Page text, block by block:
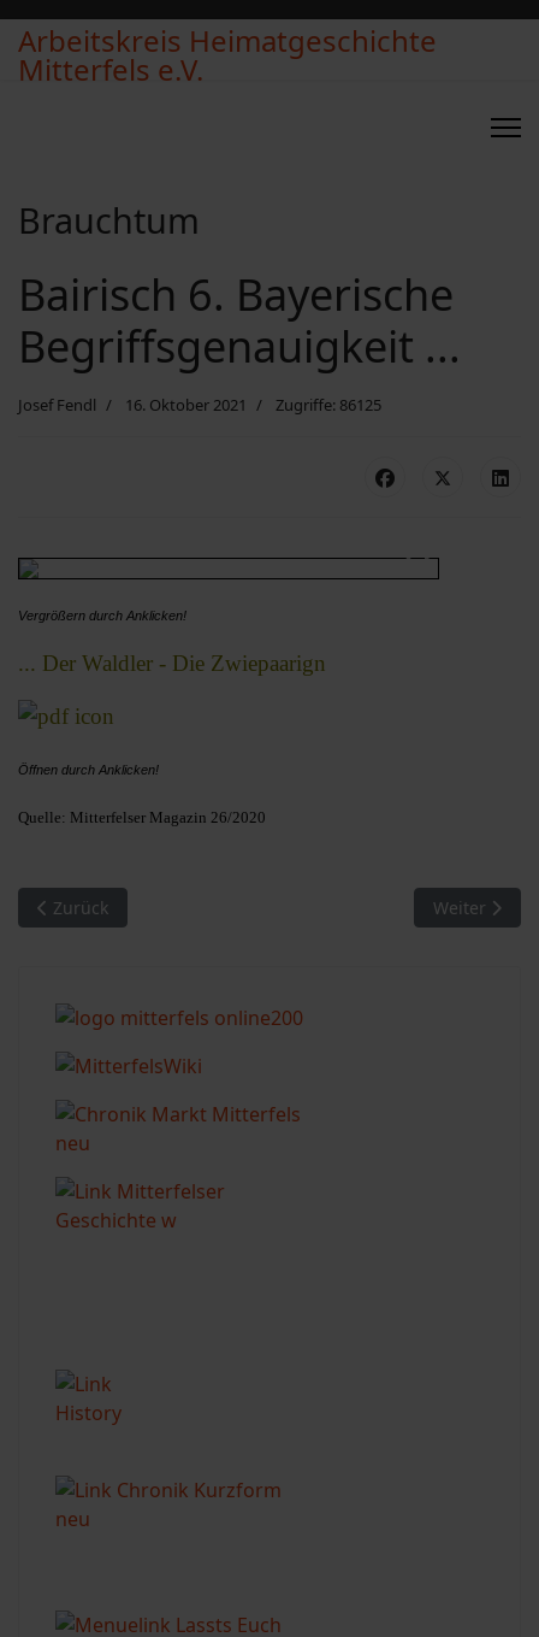
Arbeitskreis Heimatgeschichte
Mitterfels e.V.
Brauchtum
Bairisch 6. Bayerische
Begriffsgenauigkeit ...
Josef Fendl 16. Oktober 2021 Zugriffe: 86125
Vergrößern durch Anklicken!
... Der Waldler - Die Zwiepaarign
Öffnen durch Anklicken!
Quelle: Mitterfelser Magazin 26/2020
Vorheriger Beitrag: Sind wirklich die Falken die Namensgeber
Zurück Nächster
Weiter